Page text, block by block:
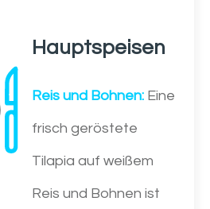
Hauptspeisen
Reis und Bohnen: Eine
frisch geröstete
Tilapia auf weißem
Reis und Bohnen ist